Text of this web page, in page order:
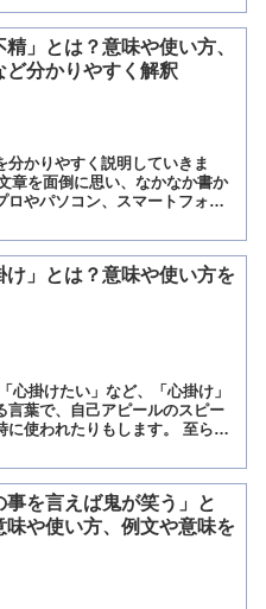
精」とは？意味や使い方、
ど分かりやすく解釈
分かりやすく説明していきま
章を面倒に思い、なかなか書か
ロやパソコン、スマートフォン
け」とは？意味や使い方を
心掛けたい」など、「心掛け」
言葉で、自己アピールのスピー
に使われたりもします。 至らな
事を言えば鬼が笑う」と
味や使い方、例文や意味を